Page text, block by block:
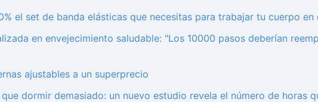
el set de banda elásticas que necesitas para trabajar tu cuerpo en
en envejecimiento saludable: "Los 10000 pasos deberían
ajustables a un superprecio
dormir demasiado: un nuevo estudio revela el número de horas